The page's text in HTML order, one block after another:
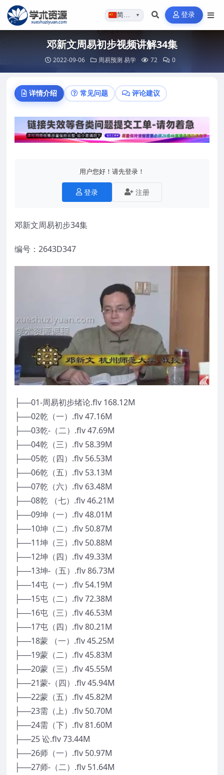
简体…▼ 登录
邓新文周易初步视频讲解34集
2022-09-06 周易预测 易学 72 0
详情介绍 常见问题 评论建议
用户您好！请先登录！
登录 注册
邓新文周易初步34集
编号：2643D347
├──01-周易初步绪论.flv 168.12M
├──02乾（一）.flv 47.16M
├──03乾-（二）.flv 47.69M
├──04乾（三）.flv 58.39M
├──05乾（四）.flv 56.53M
├──06乾（五）.flv 53.13M
├──07乾（六）.flv 63.48M
├──08乾 （七）.flv 46.21M
├──09坤（一）.flv 48.01M
├──10坤（二）.flv 50.87M
├──11坤（三）.flv 50.88M
├──12坤（四）.flv 49.33M
├──13坤-（五）.flv 86.73M
├──14屯（一）.flv 54.19M
├──15屯（二）.flv 72.38M
├──16屯（三）.flv 46.53M
├──17屯（四）.flv 80.21M
├──18蒙 （一）.flv 45.25M
├──19蒙（二）.flv 45.83M
├──20蒙（三）.flv 45.55M
├──21蒙-（四）.flv 45.94M
├──22蒙（五）.flv 45.82M
├──23需（上）.flv 50.70M
├──24需（下）.flv 81.60M
├──25 讼.flv 73.44M
├──26师（一）.flv 50.97M
├──27师-（二）.flv 51.64M